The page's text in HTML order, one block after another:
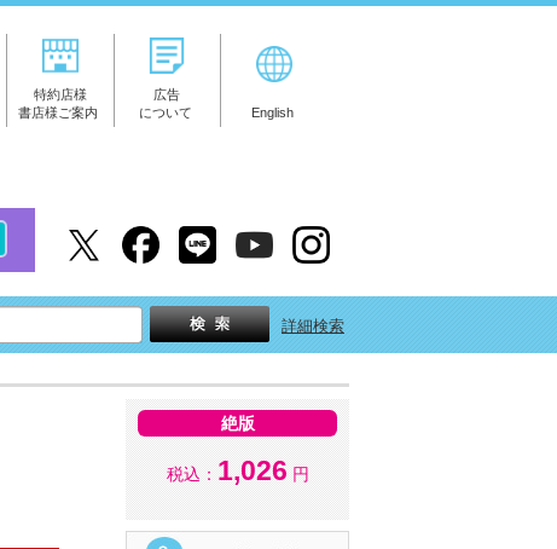
特約店様
書店様ご案内
広告
について
English
詳細検索
絶版
税込： 1,026 円